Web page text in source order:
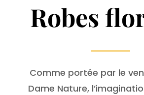
Robes
Comme portée par le
Dame Nature,